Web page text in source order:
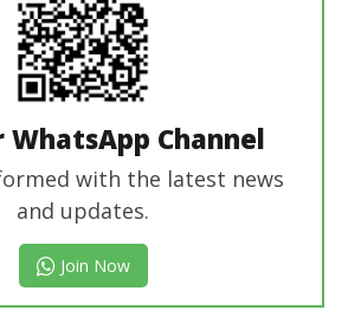
WhatsApp Channel
with the latest news
and updates.
Join Now